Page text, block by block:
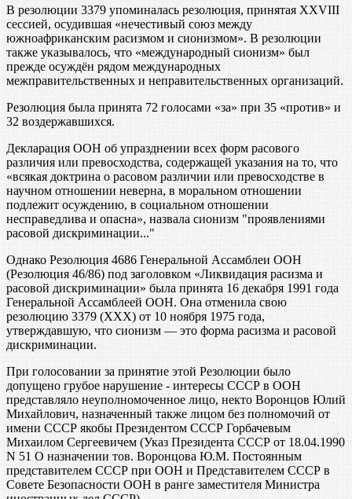
В резолюции 3379 упоминалась резолюция, принятая XXVIII
сессией, осудившая «нечестивый союз между
южноафриканским расизмом и сионизмом». В резолюции
также указывалось, что «международный сионизм» был
прежде осуждён рядом международных
межправительственных и неправительственных организаций.
Резолюция была принята 72 голосами «за» при 35 «против» и
32 воздержавшихся.
Декларация ООН об упразднении всех форм расового
различия или превосходства, содержащей указания на то, что
«всякая доктрина о расовом различии или превосходстве в
научном отношении неверна, в моральном отношении
подлежит осуждению, в социальном отношении
несправедлива и опасна», назвала сионизм "проявлениями
расовой дискриминации..."
Однако Резолюция 4686 Генеральной Ассамблеи ООН
(Резолюция 46/86) под заголовком «Ликвидация расизма и
расовой дискриминации» была принята 16 декабря 1991 года
Генеральной Ассамблеей ООН. Она отменила свою
резолюцию 3379 (ХХХ) от 10 ноября 1975 года,
утверждавшую, что сионизм — это форма расизма и расовой
дискриминации.
При голосовании за принятие этой Резолюции было
допущено грубое нарушение - интересы СССР в ООН
представляло неуполномоченное лицо, некто Воронцов Юлий
Михайлович, назначенный также лицом без полномочий от
имени СССР якобы Президентом СССР Горбачевым
Михаилом Сергеевичем (Указ Президента СССР от 18.04.1990
N 51 О назначении тов. Воронцова Ю.М. Постоянным
представителем СССР при ООН и Представителем СССР в
Совете Безопасности ООН в ранге заместителя Министра